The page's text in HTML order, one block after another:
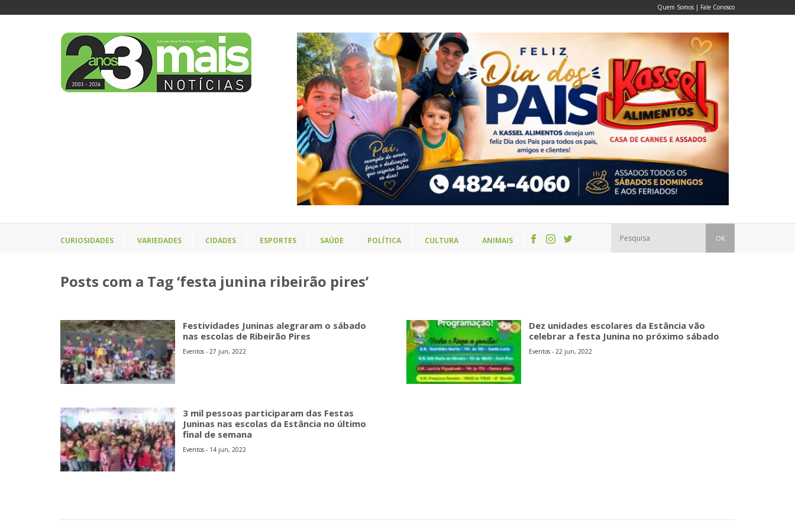
Quem Somos | Fale Conosco
CURIOSIDADES VARIEDADES CIDADES ESPORTES SAÚDE POLÍTICA CULTURA ANIMAIS OK
Posts com a Tag ‘festa junina ribeirão pires’
Festividades Juninas alegraram o sábado
nas escolas de Ribeirão Pires
Eventos - 27 jun, 2022
Dez unidades escolares da Estância vão
celebrar a festa Junina no próximo sábado
Eventos - 22 jun, 2022
3 mil pessoas participaram das Festas
Juninas nas escolas da Estância no último
final de semana
Eventos - 14 jun, 2022